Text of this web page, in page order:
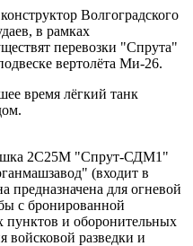
Волгоградского
в рамках
перевозки "Спрута"
вертолёта Ми-26.
время лёгкий танк
2С25М "Спрут-СДМ1"
(входит в
для огневой
с бронированной
и оборонительных
войсковой разведки и